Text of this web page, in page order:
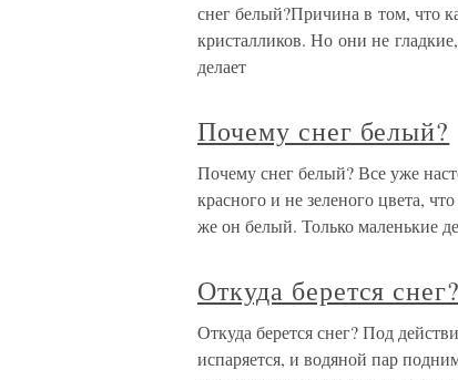
снег белый?Причина в том, что
кристалликов. Но они не
делает
Почему снег белый?
Почему снег белый? Все уже
красного и не зеленого цвета,
же он белый. Только маленькие
Откуда берется снег?
Откуда берется снег? Под
испаряется, и водяной пар